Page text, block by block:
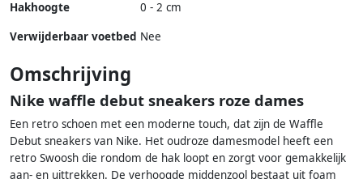
Hakhoogte
0 - 2 cm
Verwijderbaar voetbed Nee
Omschrijving
Nike waffle debut sneakers roze dames
Een retro schoen met een moderne touch, dat zijn de Waffle
Debut sneakers van Nike. Het oudroze damesmodel heeft een
retro Swoosh die rondom de hak loopt en zorgt voor gemakkelijk
aan- en uittrekken. De verhoogde middenzool bestaat uit foam